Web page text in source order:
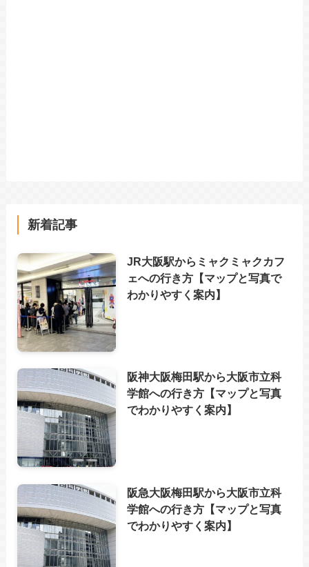
新着記事
JR大阪駅からミャクミャクカフ
ェへの行き方【マップと写真で
わかりやすく案内】
阪神大阪梅田駅から大阪市立科
学館への行き方【マップと写真
でわかりやすく案内】
阪急大阪梅田駅から大阪市立科
学館への行き方【マップと写真
でわかりやすく案内】